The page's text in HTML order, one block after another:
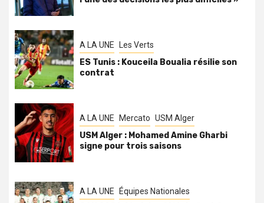
A LA UNE Les Verts
ES Tunis : Kouceila Boualia résilie son
contrat
A LA UNE Mercato USM Alger
USM Alger : Mohamed Amine Gharbi
signe pour trois saisons
A LA UNE Équipes Nationales